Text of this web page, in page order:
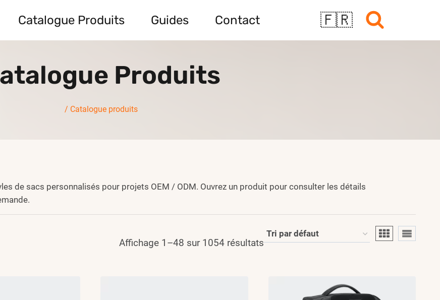
Catalogue Produits Guides Contact 🇫🇷
Produits
/ Catalogue produits
de sacs personnalisés pour projets OEM / ODM. Ouvrez un produit pour consulter les détails
Affichage 1–48 sur 1054 résultats